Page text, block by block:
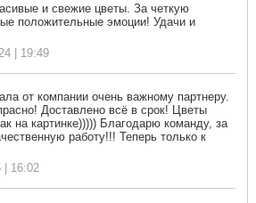
и свежие цветы. За четкую
положительные эмоции! Удачи и
| 19:49
от компании очень важному партнеру.
Доставлено всё в срок! Цветы
на картинке))))) Благодарю команду, за
работу!!! Теперь только к
16:02